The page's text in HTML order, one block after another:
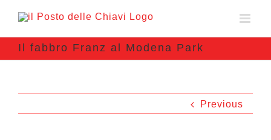
Il fabbro Franz al Modena Park
Previous